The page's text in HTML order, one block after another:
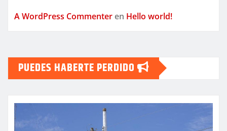
A WordPress Commenter en Hello world!
PUEDES HABERTE PERDIDO